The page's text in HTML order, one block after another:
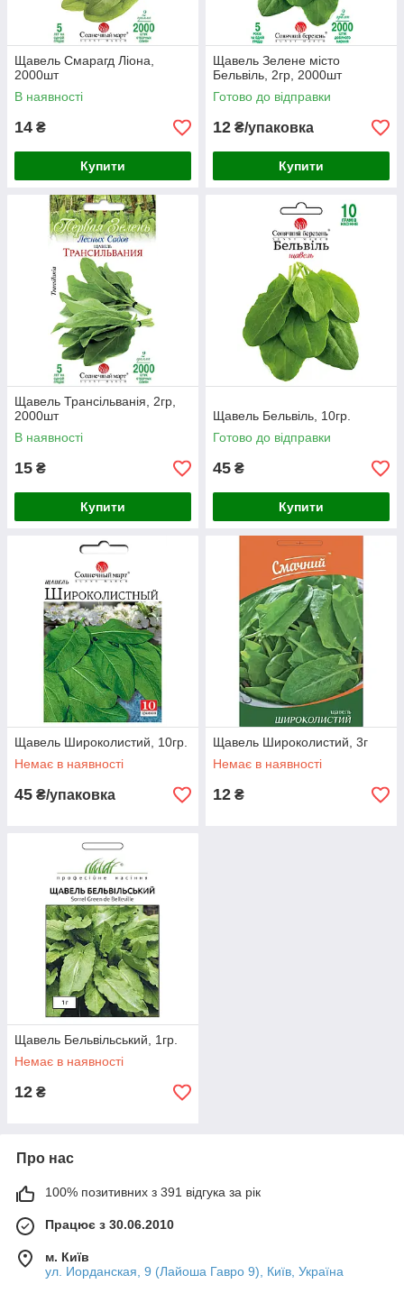
Щавель Смарагд Ліона,
2000шт
В наявності
14 ₴
Купити
Щавель Зелене місто
Бельвіль, 2гр, 2000шт
Готово до відправки
12 ₴/упаковка
Купити
Щавель Трансільванія, 2гр,
2000шт
В наявності
15 ₴
Купити
Щавель Бельвіль, 10гр.
Готово до відправки
45 ₴
Купити
Щавель Широколистий, 10гр.
Немає в наявності
45 ₴/упаковка
Щавель Широколистий, 3г
Немає в наявності
12 ₴
Щавель Бельвільський, 1гр.
Немає в наявності
12 ₴
Про нас
100% позитивних з 391 відгука за рік
Працює з 30.06.2010
м. Київ
ул. Иорданская, 9 (Лайоша Гавро 9), Київ, Україна